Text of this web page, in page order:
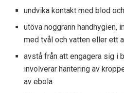
undvika kontakt med blod
utöva noggrann handhygien,
med tvål och vatten eller ett
avstå från att engagera sig i
involverar hantering av
av ebola